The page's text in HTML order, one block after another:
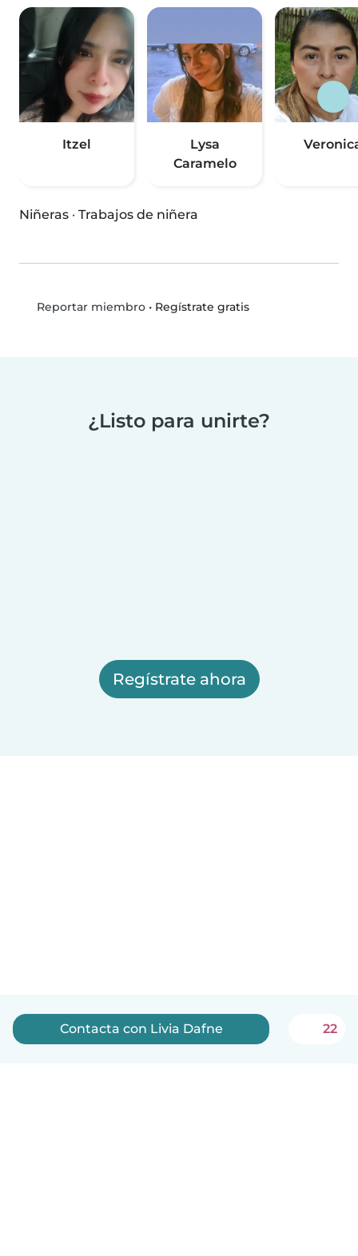
Itzel
Lysa
Caramelo
Niñeras · Trabajos de niñera
Reportar miembro• Regístrate gratis
¿Listo para unirte?
Regístrate ahora
Contacta con Livia Dafne 22